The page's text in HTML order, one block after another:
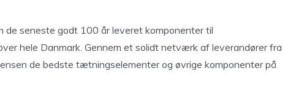
de seneste godt 100 år leveret komponenter til
hele Danmark. Gennem et solidt netværk af leverandører fra
de bedste tætningselementer og øvrige komponenter på